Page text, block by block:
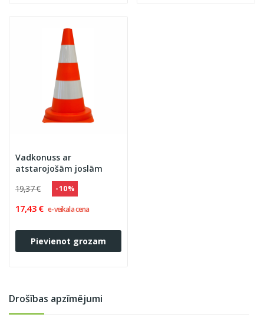
Drošības apzīmējumi
Vadkonuss ar
atstarojošām joslām
19,37 €
- 10 %
17,43 € e-veikala cena
Pievienot grozam